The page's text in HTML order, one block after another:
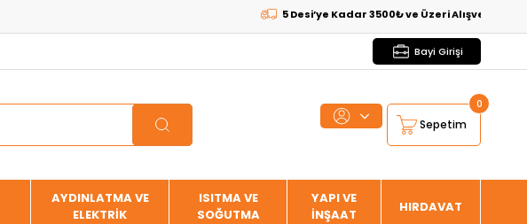
5 Desi’ye Kadar 3500₺ ve Üzeri Alışverişlerde
Bayi Girişi
Sepetim
0
AYDINLATMA VE
ELEKTRİK
ISITMA VE
SOĞUTMA
YAPI VE
İNŞAAT
HIRDAVAT